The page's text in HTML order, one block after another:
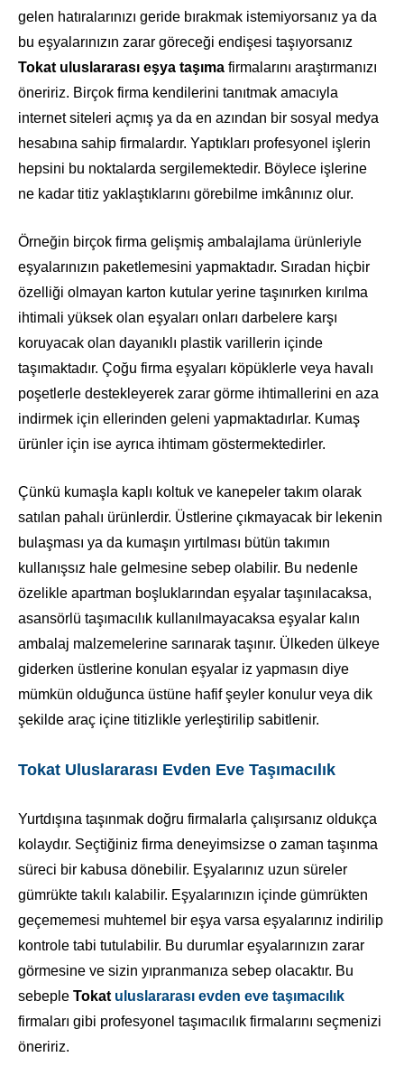
gelen hatıralarınızı geride bırakmak istemiyorsanız ya da
bu eşyalarınızın zarar göreceği endişesi taşıyorsanız
Tokat uluslararası eşya taşıma firmalarını araştırmanızı
öneririz. Birçok firma kendilerini tanıtmak amacıyla
internet siteleri açmış ya da en azından bir sosyal medya
hesabına sahip firmalardır. Yaptıkları profesyonel işlerin
hepsini bu noktalarda sergilemektedir. Böylece işlerine
ne kadar titiz yaklaştıklarını görebilme imkânınız olur.
Örneğin birçok firma gelişmiş ambalajlama ürünleriyle
eşyalarınızın paketlemesini yapmaktadır. Sıradan hiçbir
özelliği olmayan karton kutular yerine taşınırken kırılma
ihtimali yüksek olan eşyaları onları darbelere karşı
koruyacak olan dayanıklı plastik varillerin içinde
taşımaktadır. Çoğu firma eşyaları köpüklerle veya havalı
poşetlerle destekleyerek zarar görme ihtimallerini en aza
indirmek için ellerinden geleni yapmaktadırlar. Kumaş
ürünler için ise ayrıca ihtimam göstermektedirler.
Çünkü kumaşla kaplı koltuk ve kanepeler takım olarak
satılan pahalı ürünlerdir. Üstlerine çıkmayacak bir lekenin
bulaşması ya da kumaşın yırtılması bütün takımın
kullanışsız hale gelmesine sebep olabilir. Bu nedenle
özelikle apartman boşluklarından eşyalar taşınılacaksa,
asansörlü taşımacılık kullanılmayacaksa eşyalar kalın
ambalaj malzemelerine sarınarak taşınır. Ülkeden ülkeye
giderken üstlerine konulan eşyalar iz yapmasın diye
mümkün olduğunca üstüne hafif şeyler konulur veya dik
şekilde araç içine titizlikle yerleştirilip sabitlenir.
Tokat Uluslararası Evden Eve Taşımacılık
Yurtdışına taşınmak doğru firmalarla çalışırsanız oldukça
kolaydır. Seçtiğiniz firma deneyimsizse o zaman taşınma
süreci bir kabusa dönebilir. Eşyalarınız uzun süreler
gümrükte takılı kalabilir. Eşyalarınızın içinde gümrükten
geçememesi muhtemel bir eşya varsa eşyalarınız indirilip
kontrole tabi tutulabilir. Bu durumlar eşyalarınızın zarar
görmesine ve sizin yıpranmanıza sebep olacaktır. Bu
sebeple Tokat uluslararası evden eve taşımacılık
firmaları gibi profesyonel taşımacılık firmalarını seçmenizi
öneririz.